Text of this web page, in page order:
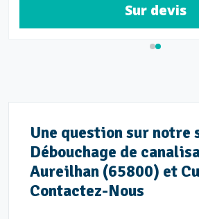
Sur devis
Une question sur notre
Débouchage de
Aureilhan (65800) et
Contactez-Nous